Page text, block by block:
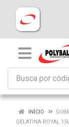
INÍCIO
GELATINA ROYAL